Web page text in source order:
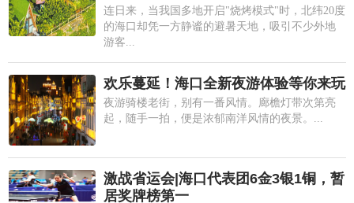
连日来，当我国多地开启"烧烤模式"时，北纬20度
的海口却凭一方静谧的避暑天地，吸引不少外地
游客...
欢乐蔓延！海口全新夜游体验等你来玩
夜游骑楼老街，别有一番风情。廊檐灯带次第亮
起，随手一拍，便是浓郁南洋风情的夜景。...
激战省运会|海口代表团6金3银1铜，暂
居奖牌榜第一